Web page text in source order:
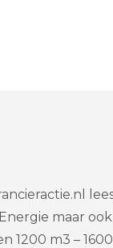
maar
m3 – 1600